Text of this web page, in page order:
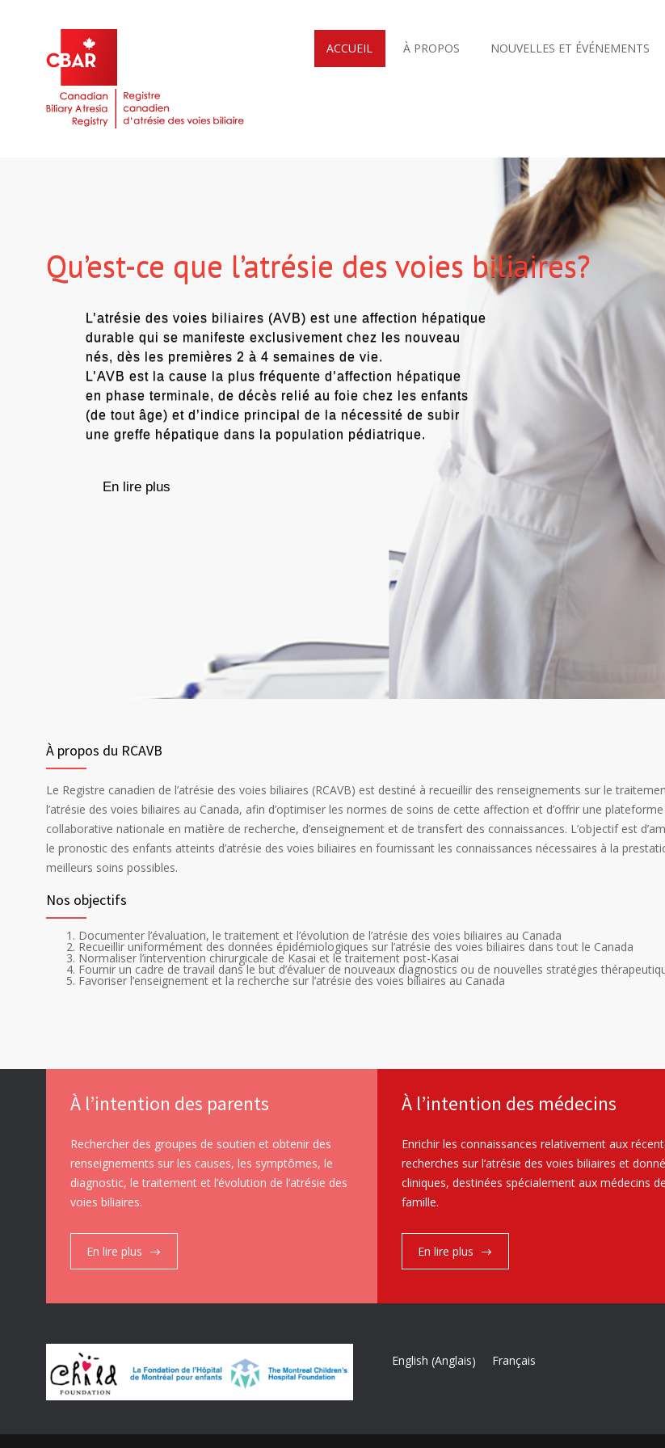
ACCUEIL À PROPOS NOUVELLES ET ÉVÉNEMENTS
En lire plus
L’atrésie des voies biliaires (AVB) est une affection hépatique
durable qui se manifeste exclusivement chez les nouveau
nés, dès les premières 2 à 4 semaines de vie.
L’AVB est la cause la plus fréquente d’affection hépatique
en phase terminale, de décès relié au foie chez les enfants
(de tout âge) et d’indice principal de la nécessité de subir
une greffe hépatique dans la population pédiatrique.
Qu’est-ce que l’atrésie des voies biliaires?
À propos du RCAVB
Le Registre canadien de l’atrésie des voies biliaires (RCAVB) est destiné à recueillir des renseignements sur le
l’atrésie des voies biliaires au Canada, afin d’optimiser les normes de soins de cette affection et d’offrir une plateforme
collaborative nationale en matière de recherche, d’enseignement et de transfert des connaissances. L’objectif est
le pronostic des enfants atteints d’atrésie des voies biliaires en fournissant les connaissances nécessaires à la
meilleurs soins possibles.
Nos objectifs
Documenter l’évaluation, le traitement et l’évolution de l’atrésie des voies biliaires au Canada
Recueillir uniformément des données épidémiologiques sur l’atrésie des voies biliaires dans tout le Canada
Normaliser l’intervention chirurgicale de Kasai et le traitement post-Kasai
Fournir un cadre de travail dans le but d’évaluer de nouveaux diagnostics ou de nouvelles stratégies
Favoriser l’enseignement et la recherche sur l’atrésie des voies biliaires au Canada
À l’intention des parents
Rechercher des groupes de soutien et obtenir des
renseignements sur les causes, les symptômes, le
diagnostic, le traitement et l’évolution de l’atrésie des
voies biliaires.
En lire plus
À l’intention des médecins
Enrichir les connaissances relativement aux
recherches sur l’atrésie des voies biliaires et
cliniques, destinées spécialement aux médecins de
famille.
En lire plus
English (Anglais) Français